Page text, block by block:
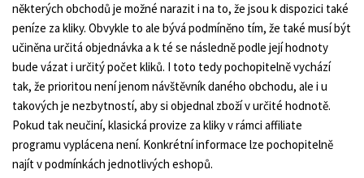
některých obchodů je možné narazit i na to, že jsou k dispozici také
peníze za kliky. Obvykle to ale bývá podmíněno tím, že také musí být
učiněna určitá objednávka a k té se následně podle její hodnoty
bude vázat i určitý počet kliků. I toto tedy pochopitelně vychází
tak, že prioritou není jenom návštěvník daného obchodu, ale i u
takových je nezbytností, aby si objednal zboží v určité hodnotě.
Pokud tak neučiní, klasická provize za kliky v rámci affiliate
programu vyplácena není. Konkrétní informace lze pochopitelně
najít v podmínkách jednotlivých eshopů.